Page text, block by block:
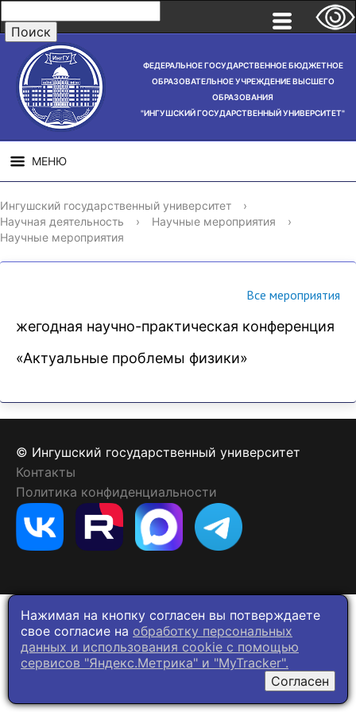
ФЕДЕРАЛЬНОЕ ГОСУДАРСТВЕННОЕ БЮДЖЕТНОЕ
ОБРАЗОВАТЕЛЬНОЕ УЧРЕЖДЕНИЕ ВЫСШЕГО
ОБРАЗОВАНИЯ
"ИНГУШСКИЙ ГОСУДАРСТВЕННЫЙ УНИВЕРСИТЕТ"
МЕНЮ
СВЕДЕНИЯ ОБ
ОБРАЗОВАТЕЛЬНОЙ
ОРГАНИЗАЦИИ
НАУЧНАЯ
ДЕЯТЕЛЬНОСТЬ
Ингушский государственный университет
›
Научная деятельность
› Научные мероприятия
›
Научные мероприятия
Все мероприятия
жегодная научно-практическая конференция
«Актуальные проблемы физики»
© Ингушский государственный университет
Контакты
Политика конфиденциальности
Нажимая на кнопку согласен вы потверждаете
свое согласие на обработку персональных
данных и использования cookie c помощью
сервисов "Яндекс.Метрика" и "MyTracker".
Согласен